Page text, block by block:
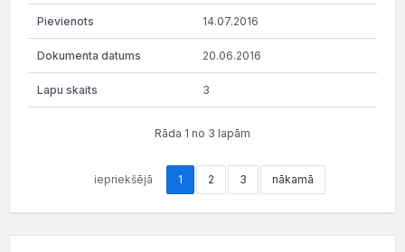
14.07.2016
20.06.2016
3
Rāda 1 no 3 lapām
iepriekšējā 1 2 3 nākamā